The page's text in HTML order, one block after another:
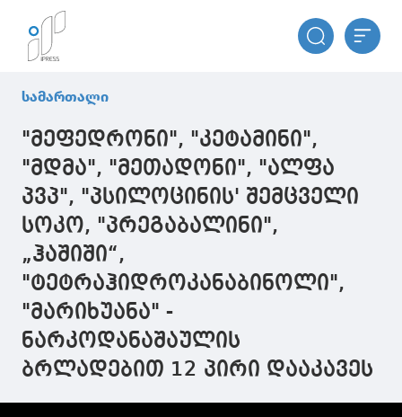
სამართალი
"მეფედრონი", "კეტამინი",
"მდმა", "მეთადონი", "ალფა
პვპ", "პსილოცინის' შემცველი
სოკო, "პრეგაბალინი",
„ჰაშიში“,
"ტეტრაჰიდროკანაბინოლი",
"მარიხუანა" -
ნარკოდანაშაულის
ბრლადებით 12 პირი დააკავეს